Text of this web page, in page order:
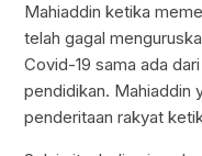
Mahiaddin ketika
telah gagal
Covid-19 sama ada
pendidikan. Mahiaddin
penderitaan rakyat